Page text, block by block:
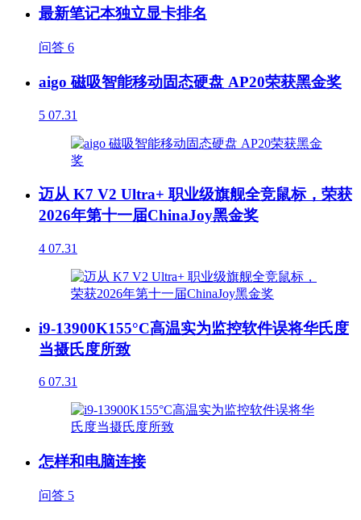
最新笔记本独立显卡排名
问答 6
aigo 磁吸智能移动固态硬盘 AP20荣获黑金奖
5 07.31
迈从 K7 V2 Ultra+ 职业级旗舰全竞鼠标，荣获
2026年第十一届ChinaJoy黑金奖
4 07.31
i9-13900K155°C高温实为监控软件误将华氏度
当摄氏度所致
6 07.31
怎样和电脑连接
问答 5